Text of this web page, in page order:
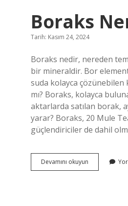
Boraks
Tarih: Kasım 24, 2024
Boraks nedir, nereden
bir mineraldir. Bor
suda kolayca
mı? Boraks, kolayca
aktarlarda satılan borak,
yarar? Boraks, 20 Mule
güçlendiriciler de dahil
Devamını okuyun
Nerede